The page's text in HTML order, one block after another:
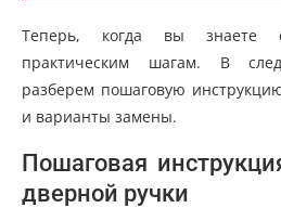
Теперь, когда вы знаете
практическим шагам. В
разберем пошаговую
и варианты замены.
Пошаговая
дверной ручки